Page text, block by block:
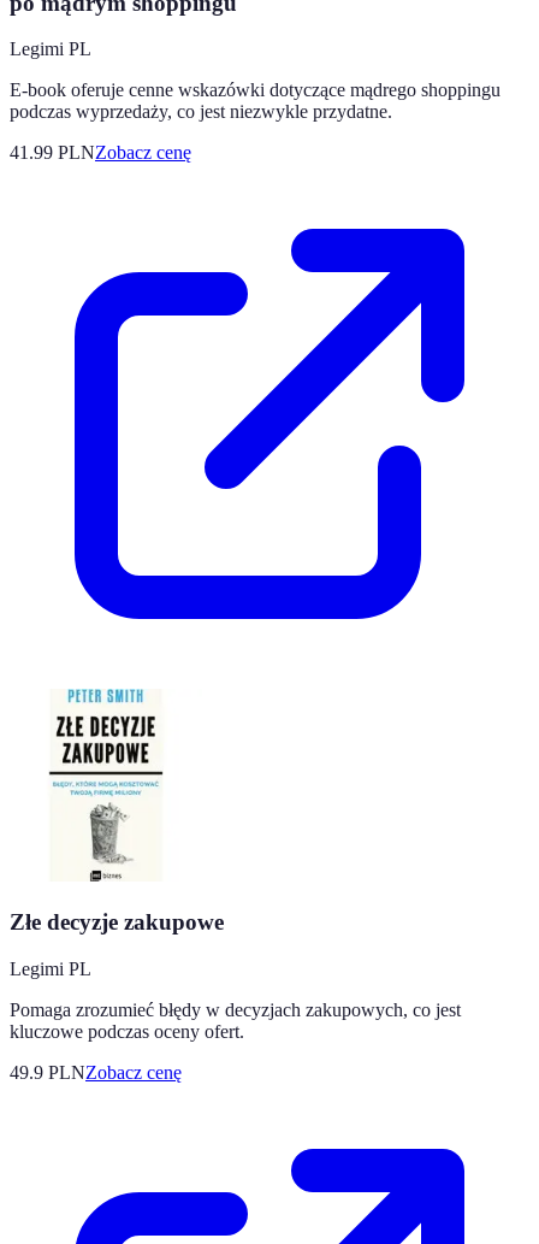
Legimi PL
E-book oferuje cenne wskazówki dotyczące mądrego shoppingu
podczas wyprzedaży, co jest niezwykle przydatne.
41.99 PLNZobacz cenę
Złe decyzje zakupowe
Legimi PL
Pomaga zrozumieć błędy w decyzjach zakupowych, co jest
kluczowe podczas oceny ofert.
49.9 PLNZobacz cenę